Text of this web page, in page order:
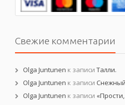
Свежие комментарии
Olga Juntunen к записи Талли.
Olga Juntunen к записи
Olga Juntunen к записи